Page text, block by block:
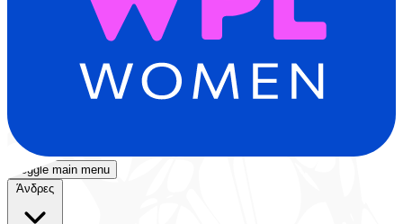
Toggle main menu
Άνδρες